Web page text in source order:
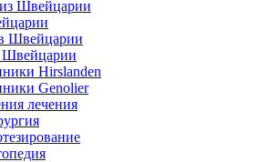
Швейцарии
Швейцарии
Hirslanden
Genolier
лечения